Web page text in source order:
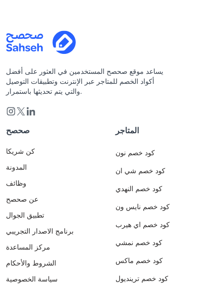
يساعد موقع صحصح المستخدمين في العثور على أفضل
أكواد الخصم للمتاجر عبر الإنترنت وتطبيقات التوصيل
والتي يتم تحديثها باستمرار.
صحصح
كن شريكا
المدونة
وظائف
عن صحصح
تطبيق الجوال
برنامج الاصدار التجريبي
مركز المساعدة
الشروط والأحكام
سياسة الخصوصية
المتاجر
كود خصم نون
كود خصم شي ان
كود خصم النهدي
كود خصم نايس ون
كود خصم اي هيرب
كود خصم نمشي
كود خصم ماكس
كود خصم ترينديول